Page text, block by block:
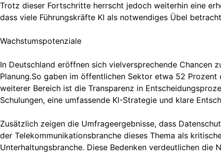
Trotz dieser Fortschritte herrscht jedoch weiterhin eine
dass viele Führungskräfte KI als notwendiges Übel
Wachstumspotenziale
In Deutschland eröffnen sich vielversprechende Chancen
Planung.So gaben im öffentlichen Sektor etwa 52
weiterer Bereich ist die Transparenz in
Schulungen, eine umfassende KI-Strategie und klare
Zusätzlich zeigen die Umfrageergebnisse, dass
der Telekommunikationsbranche dieses Thema als
Unterhaltungsbranche. Diese Bedenken verdeutlichen